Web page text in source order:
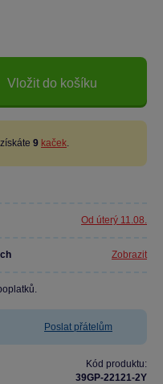
Vložit do košíku
9 kaček.
Od úterý 11.08.
Zobrazit
Poslat přátelům
Kód produktu:
39GP-22121-2Y